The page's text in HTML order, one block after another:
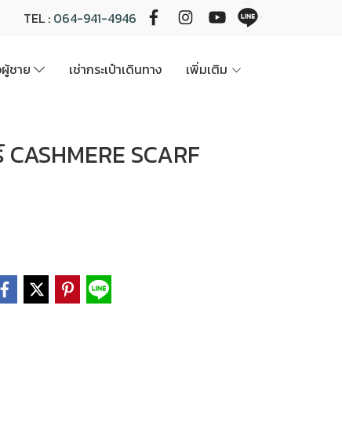
TEL : 064-941-4946
ชาย เช่ากระเป๋าเดินทาง เพิ่มเติม
SCARF